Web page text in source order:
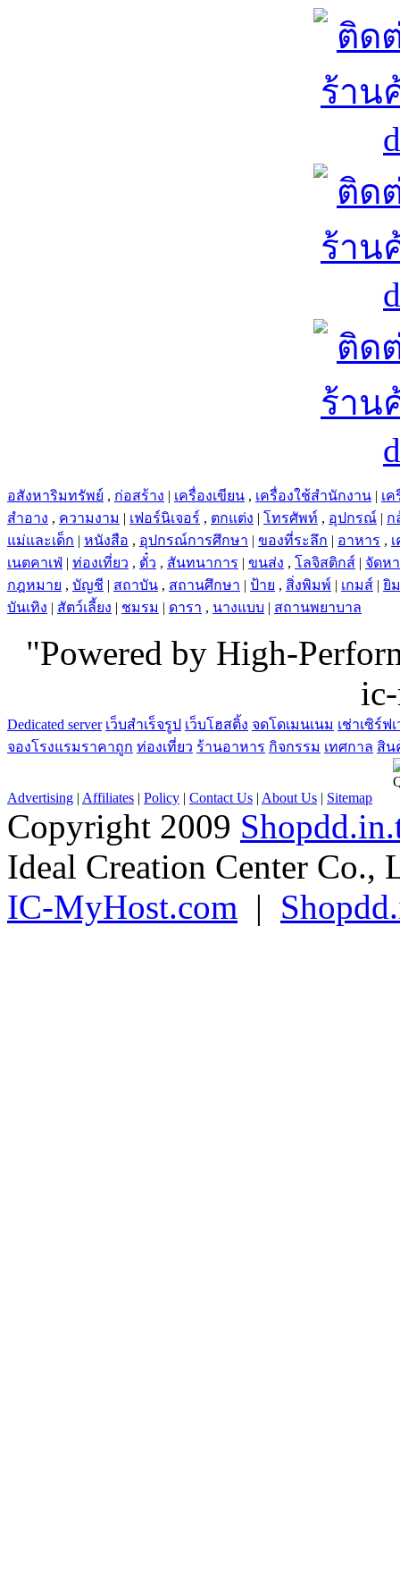
อสังหาริมทรัพย์ , ก่อสร้าง | เครื่องเขียน , เครื่องใช้สำนักงาน | เ
สำอาง , ความงาม | เฟอร์นิเจอร์ , ตกแต่ง | โทรศัพท์ , อุปกรณ์ | ก
แม่และเด็ก | หนังสือ , อุปกรณ์การศึกษา | ของที่ระลึก | อาหาร ,
เนตคาเฟ่ | ท่องเที่ยว , ตั๋ว , สันทนาการ | ขนส่ง , โลจิสติกส์ | จัดห
กฎหมาย , บัญชี | สถาบัน , สถานศึกษา | ป้าย , สิ่งพิมพ์ | เกมส์ | ยิม
บันเทิง | สัตว์เลี้ยง | ชมรม | ดารา , นางแบบ | สถานพยาบาล
"Powered by High-
Dedicated server เว็บสำเร็จรูป เว็บโฮสติ้ง จดโดเมนเนม เช่าเซิร์ฟ
จองโรงแรมราคาถูก ท่องเที่ยว ร้านอาหาร กิจกรรม เทศกาล สิน
Advertising | Affiliates | Policy | Contact Us | About Us | Sitemap
Copyright 2009
Ideal Creation Center Co.,
IC-MyHost.com |